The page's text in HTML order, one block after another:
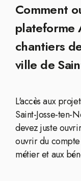
Comment
plateforme
chantiers
ville de
L'accès aux
Saint-Josse-ten-
devez juste
ouvrir du
métier et aux